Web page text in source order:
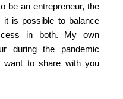
be an entrepreneur, the
it is possible to balance
in both. My own
during the pandemic
to share with you